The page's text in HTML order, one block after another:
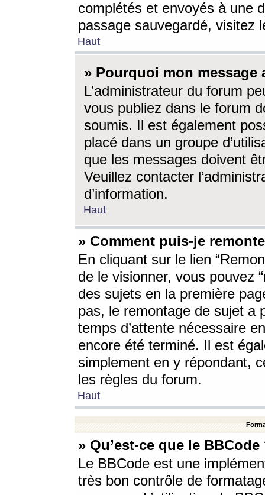
complétés et envoyés à une
passage sauvegardé, visitez
Haut
» Pourquoi mon message
L’administrateur du forum
vous publiez dans le forum
soumis. Il est également
placé dans un groupe
que les messages doivent
Veuillez contacter
d’information.
Haut
» Comment puis-je
En cliquant sur le lien
de le visionner, vous pouvez
des sujets en la première
pas, le remontage de sujet a
temps d’attente nécessaire
encore été terminé. Il est
simplement en y répondant,
les règles du forum.
Haut
» Qu’est-ce que le BBCode
Le BBCode est une
très bon contrôle de